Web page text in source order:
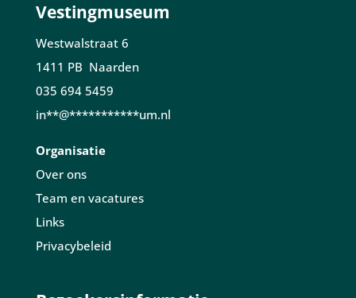
Vestingmuseum
Westwalstraat 6
1411 PB Naarden
035 694 5459
in**@***********um.nl
Organisatie
Over ons
Team en vacatures
Links
Privacybeleid